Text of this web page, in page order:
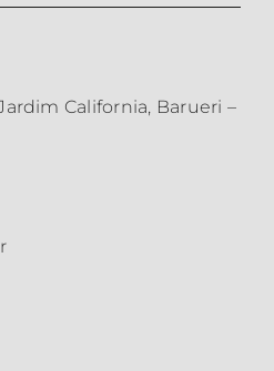
California, Barueri –